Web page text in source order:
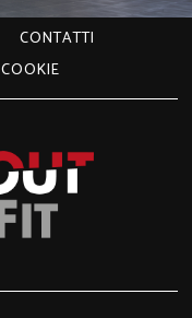
CONTATTI
COOKIE